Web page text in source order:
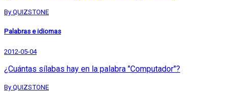
By QUIZSTONE
Palabras e idiomas
2012-05-04
¿Cuántas sílabas hay en la palabra "Computador"?
By QUIZSTONE